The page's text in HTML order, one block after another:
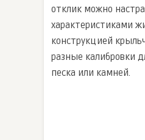
отклик можно
характеристиками
конструкцией
разные калибровки
песка или камней.